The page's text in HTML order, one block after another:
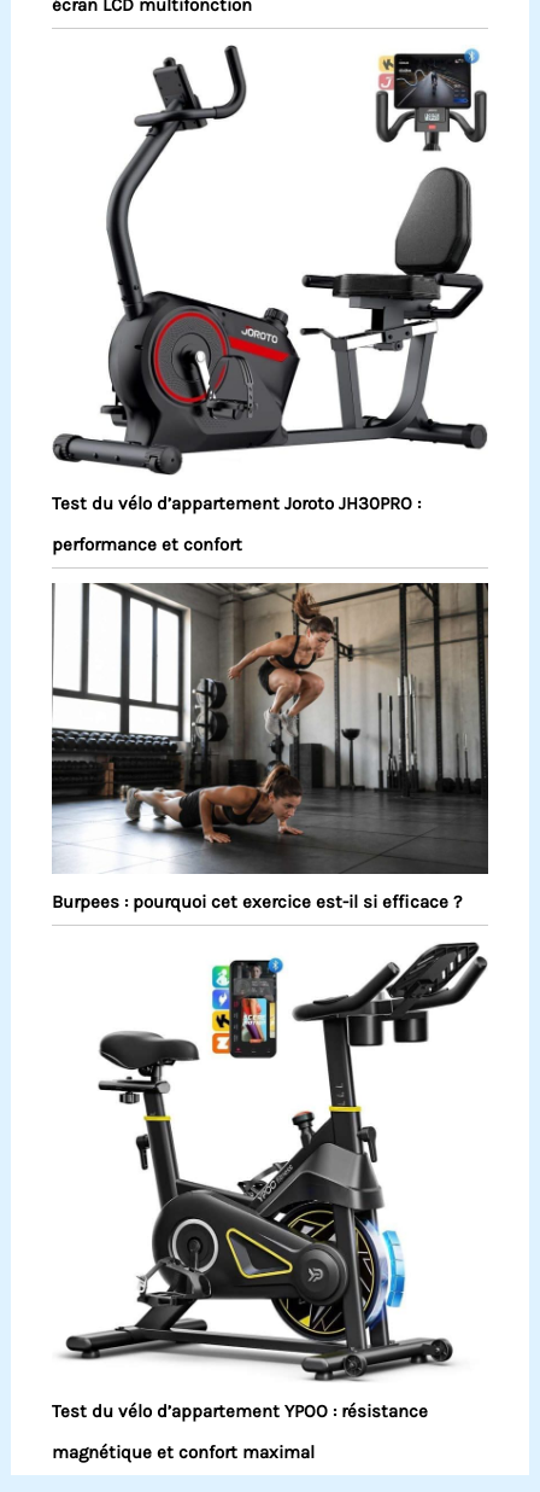
écran LCD multifonction
Test du vélo d’appartement Joroto JH30PRO :
performance et confort
Burpees : pourquoi cet exercice est-il si efficace ?
Test du vélo d’appartement YPOO : résistance
magnétique et confort maximal